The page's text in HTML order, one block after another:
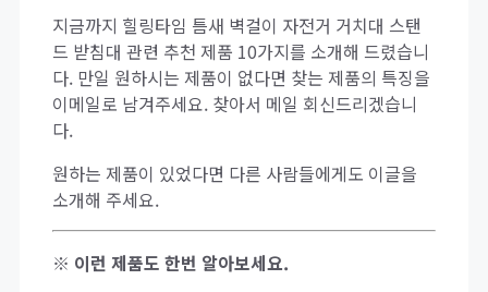
지금까지 힐링타임 틈새 벽걸이 자전거 거치대 스탠
드 받침대 관련 추천 제품 10가지를 소개해 드렸습니
다. 만일 원하시는 제품이 없다면 찾는 제품의 특징을
이메일로 남겨주세요. 찾아서 메일 회신드리겠습니
다.
원하는 제품이 있었다면 다른 사람들에게도 이글을
소개해 주세요.
※ 이런 제품도 한번 알아보세요.